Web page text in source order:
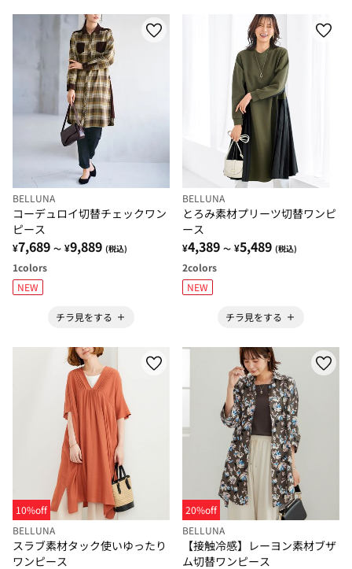
BELLUNA
コーデュロイ切替チェックワン
ピース
¥7,689 ～ ¥9,889 (税込)
1colors
NEW
チラ見をする
BELLUNA
とろみ素材プリーツ切替ワンピ
ース
¥4,389 ～ ¥5,489 (税込)
2colors
NEW
チラ見をする
10%off
BELLUNA
スラブ素材タック使いゆったり
ワンピース
20%off
BELLUNA
【接触冷感】レーヨン素材ブザ
ム切替ワンピース